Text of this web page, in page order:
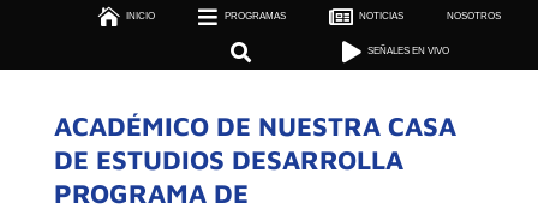
 INICIO  PROGRAMAS  NOTICIAS NOSOTROS
  SEÑALES EN VIVO
  SEÑALES EN VIVO
ACADÉMICO DE NUESTRA CASA
DE ESTUDIOS DESARROLLA
PROGRAMA DE